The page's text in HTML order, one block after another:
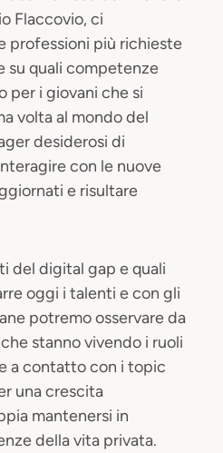
Flaccovio, ci
professioni più richieste
su quali competenze
per i giovani che si
volta al mondo del
desiderosi di
con le nuove
e risultare
del digital gap e quali
oggi i talenti e con gli
potremo osservare da
stanno vivendo i ruoli
a contatto con i topic
una crescita
mantenersi in
della vita privata.